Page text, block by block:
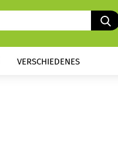
VERSCHIEDENES